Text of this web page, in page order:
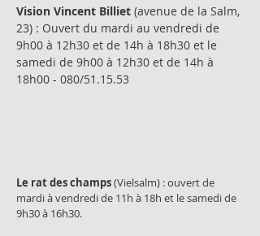
Vision Vincent Billiet (avenue de la Salm,
23) : Ouvert du mardi au vendredi de
9h00 à 12h30 et de 14h à 18h30 et le
samedi de 9h00 à 12h30 et de 14h à
18h00 - 080/51.15.53
Le rat des champs(Vielsalm) : ouvert de
mardi à vendredi de 11h à 18h et le samedi de
9h30 à 16h30.